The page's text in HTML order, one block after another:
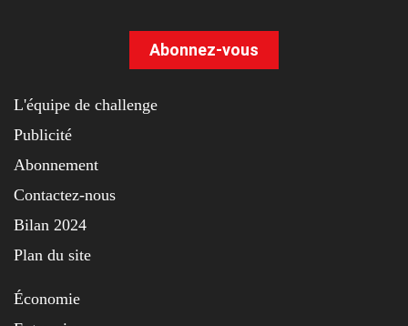
Abonnez-vous
L'équipe de challenge
Publicité
Abonnement
Contactez-nous
Bilan 2024
Plan du site
Économie